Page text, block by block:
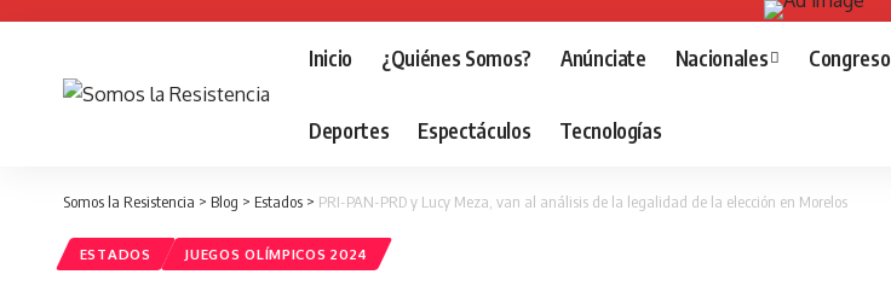
Inicio ¿Quiénes Somos? Anúnciate Nacionales Congreso
Deportes Espectáculos Tecnologías
Somos la Resistencia > Blog > Estados > PRI-PAN-PRD y Lucy Meza, van al análisis de la legalidad de la elección en Morelos
ESTADOS JUEGOS OLÍMPICOS 2024